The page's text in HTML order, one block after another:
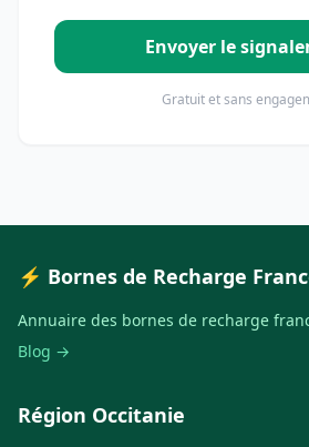
Envoyer le
Gratuit et sans
⚡ Bornes de Recharge
Annuaire des bornes de recharge
Blog →
Région Occitanie